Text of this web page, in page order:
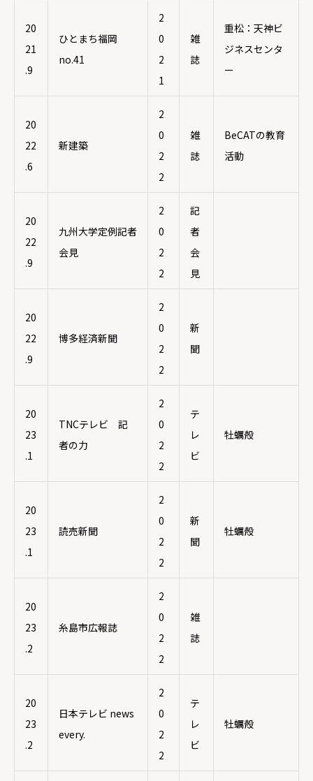
20
21
.9
ひとまち福岡
no.41
2
0
2
1
雑
誌
重松：天神ビ
ジネスセンタ
ー
20
22
.6
新建築
2
0
2
2
雑
誌
BeCATの教育
活動
20
22
.9
九州大学定例記者
会見
2
0
2
2
記
者
会
見
20
22
.9
博多経済新聞
2
0
2
2
新
聞
20
23
.1
TNCテレビ 記
者の力
2
0
2
2
テ
レ
ビ
牡蠣殻
20
23
.1
読売新聞
2
0
2
2
新
聞
牡蠣殻
20
23
.2
糸島市広報誌
2
0
2
2
雑
誌
20
23
.2
日本テレビ news
every.
2
0
2
2
テ
レ
ビ
牡蠣殻